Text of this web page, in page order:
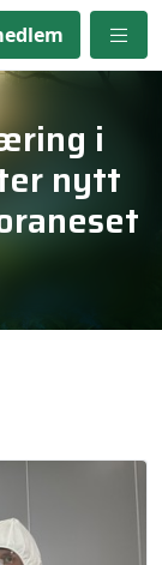
i
nytt